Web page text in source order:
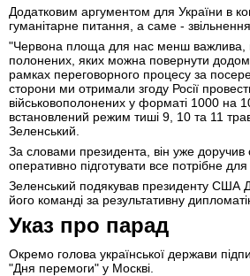
Додатковим аргументом для України в
гуманітарне питання, а саме -
"Червона площа для нас менш важлива,
полонених, яких можна повернути
рамках переговорного процесу за
сторони ми отримали згоду Росії
військовополонених у форматі 1000 на
встановлений режим тиші 9, 10 та 11
Зеленський.
За словами президента, він уже доручив
оперативно підготувати все потрібне для
Зеленський подякував президенту США
його команді за результативну
Указ про парад
Окремо голова української держави
"Дня перемоги" у Москві.